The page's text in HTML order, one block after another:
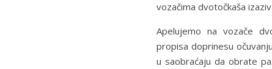
vozačima dvotočkaša
Apelujemo na vozače
propisa doprinesu
u saobraćaju da obrate